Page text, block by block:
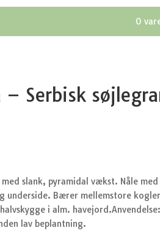
0
– Serbisk
slank, pyramidal vækst. Nåle med
underside. Bærer mellemstore
i alm. havejord.Anvendelse:
lav beplantning.